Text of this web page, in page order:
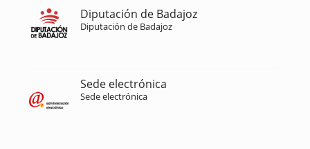
Diputación de Badajoz
Diputación de Badajoz
Sede electrónica
Sede electrónica